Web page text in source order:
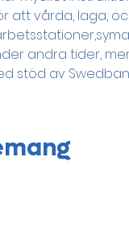
att vårda, laga,
andra tider,
stöd av